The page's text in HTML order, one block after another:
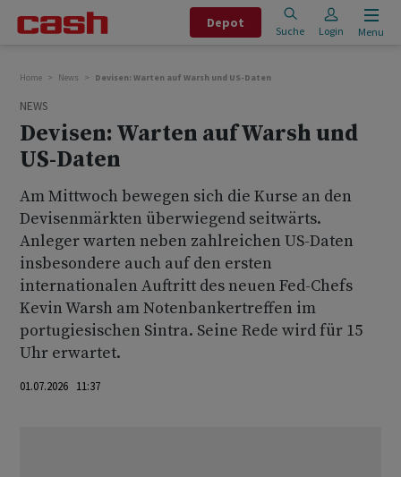
Depot
Suche Login Menu
Home News Devisen: Warten auf Warsh und US-Daten
NEWS
Devisen: Warten auf Warsh und
US-Daten
Am Mittwoch bewegen sich die Kurse an den
Devisenmärkten überwiegend seitwärts.
Anleger warten neben zahlreichen US-Daten
insbesondere auch auf den ersten
internationalen Auftritt des neuen Fed-Chefs
Kevin Warsh am Notenbankertreffen im
portugiesischen Sintra. Seine Rede wird für 15
Uhr erwartet.
01.07.2026 11:37